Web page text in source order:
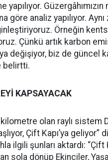
göre analiz yapılıyor.
Örneğin
Çünkü artık karbon
değişiyor, biz de güncel
belirtti.
KAPSAYACAK
olan raylı sistem
Çift Kapı’ya geliyor”
ilgili şunları aktardı: “Çift
sola dönüp Ekinciler,